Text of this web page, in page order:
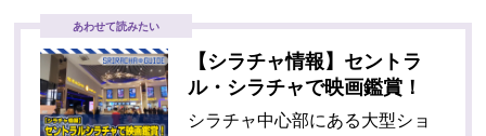
あわせて読みたい
【シラチャ情報】セントラ
ル・シラチャで映画鑑賞！
シラチャ中心部にある大型ショ